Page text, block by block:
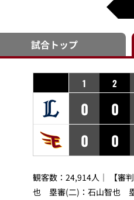
試合トップ
1 2
0 0
0
0
観客数：24,914人｜ 【審
也 塁審(二)：石山智也